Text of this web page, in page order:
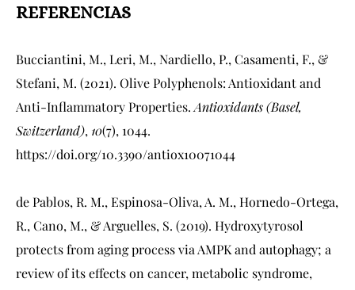
REFERENCIAS
Bucciantini, M., Leri, M., Nardiello, P., Casamenti, F., &
Stefani, M. (2021). Olive Polyphenols: Antioxidant and
Anti-Inflammatory Properties.Antioxidants (Basel,
Switzerland), 10(7), 1044.
https://doi.org/10.3390/antiox10071044
de Pablos, R. M., Espinosa-Oliva, A. M., Hornedo-Ortega,
R., Cano, M., & Arguelles, S. (2019). Hydroxytyrosol
protects from aging process via AMPK and autophagy; a
review of its effects on cancer, metabolic syndrome,